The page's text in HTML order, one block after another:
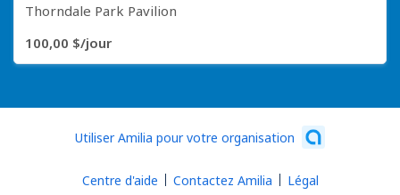
Thorndale Park Pavilion
100,00 $/jour
Utiliser Amilia pour votre organisation
Centre d'aide Contactez Amilia Légal